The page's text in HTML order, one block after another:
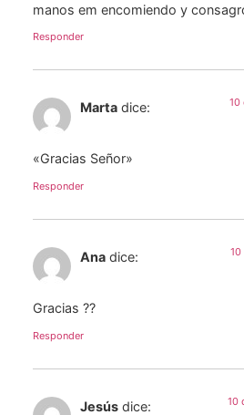
manos em encomiendo y
Responder
Marta dice: 10
«Gracias Señor»
Responder
Ana dice:
Gracias ??
Responder
Jesús dice: 10